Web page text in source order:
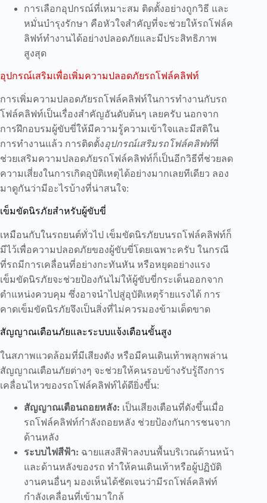
การเลือกอุปกรณ์ที่เหมาะสม ติดตั้งอย่างถูกวิธี และ
หมั่นบำรุงรักษา คือหัวใจสำคัญที่จะช่วยให้รถโฟล์ค
ลิฟท์ทำงานได้อย่างปลอดภัยและมีประสิทธิภาพ
สูงสุด
อุปกรณ์เสริมเพื่อเพิ่มความปลอดภัยรถโฟล์คลิฟท์
การเพิ่มความปลอดภัยรถโฟล์คลิฟท์ในการทำงานกับรถ
โฟล์คลิฟท์เป็นเรื่องสำคัญอันดับต้นๆ เลยครับ นอกจาก
การฝึกอบรมผู้ขับขี่ให้มีความรู้ความเข้าใจและมีสติใน
การทำงานแล้ว การติดตั้งอุปกรณ์เสริมรถโฟล์คลิฟท์ที่
ช่วยเสริมความปลอดภัยรถโฟล์คลิฟท์ก็เป็นอีกวิธีที่ช่วยลด
ความเสี่ยงในการเกิดอุบัติเหตุได้อย่างมากเลยทีเดียว ลอง
มาดูกันว่ามีอะไรบ้างที่น่าสนใจ:
เข็มขัดนิรภัยสำหรับผู้ขับขี่
เหมือนกับในรถยนต์ทั่วไป เข็มขัดนิรภัยบนรถโฟล์คลิฟท์ก็
มีไว้เพื่อความปลอดภัยของผู้ขับขี่โดยเฉพาะครับ ในกรณี
ที่รถมีการเคลื่อนที่อย่างกะทันหัน หรือหยุดอย่างแรง
เข็มขัดนิรภัยจะช่วยป้องกันไม่ให้ผู้ขับขี่กระเด็นออกจาก
ตำแหน่งควบคุม ซึ่งอาจนำไปสู่อุบัติเหตุร้ายแรงได้ การ
คาดเข็มขัดนิรภัยจึงเป็นสิ่งที่ไม่ควรมองข้ามเด็ดขาด
สัญญาณเตือนภัยและระบบแจ้งเตือนขั้นสูง
ในสภาพแวดล้อมที่มีเสียงดัง หรือมีคนเดินเท้าพลุกพล่าน
สัญญาณเตือนภัยต่างๆ จะช่วยให้คนรอบข้างรับรู้ถึงการ
เคลื่อนไหวของรถโฟล์คลิฟท์ได้ดียิ่งขึ้น:
สัญญาณเตือนถอยหลัง: เป็นเสียงเตือนที่ดังขึ้นเมื่อ
รถโฟล์คลิฟท์กำลังถอยหลัง ช่วยป้องกันการชนจาก
ด้านหลัง
ระบบไฟสีฟ้า: ฉายแสงสีฟ้าลงบนพื้นบริเวณด้านหน้า
และด้านหลังของรถ ทำให้คนเดินเท้าหรือผู้ปฏิบัติ
งานคนอื่นๆ มองเห็นได้ชัดเจนว่ามีรถโฟล์คลิฟท์
กำลังเคลื่อนที่เข้ามาใกล้